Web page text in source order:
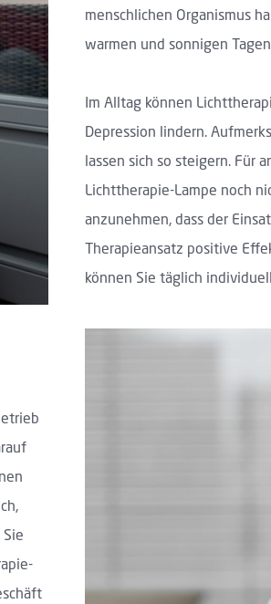
menschlichen Organismus
warmen und sonnigen
Im Alltag können
Depression lindern.
lassen sich so steigern. Für
Lichttherapie-Lampe noch
anzunehmen, dass der
Therapieansatz positive
können Sie täglich